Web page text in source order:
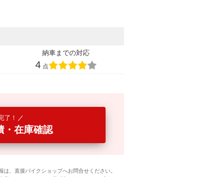
納車までの対応
4 点
了！
・在庫確認
、直接バイクショップへお問合せください。